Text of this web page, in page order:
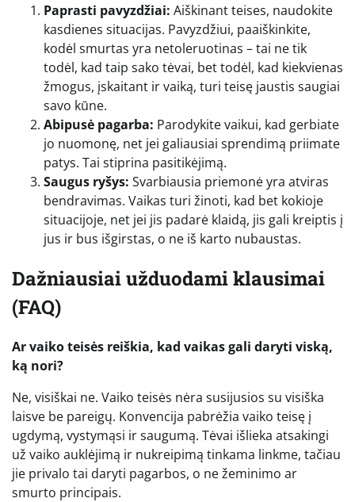
Paprasti pavyzdžiai: Aiškinant teises, naudokite
kasdienes situacijas. Pavyzdžiui, paaiškinkite,
kodėl smurtas yra netoleruotinas – tai ne tik
todėl, kad taip sako tėvai, bet todėl, kad kiekvienas
žmogus, įskaitant ir vaiką, turi teisę jaustis saugiai
savo kūne.
Abipusė pagarba: Parodykite vaikui, kad gerbiate
jo nuomonę, net jei galiausiai sprendimą priimate
patys. Tai stiprina pasitikėjimą.
Saugus ryšys: Svarbiausia priemonė yra atviras
bendravimas. Vaikas turi žinoti, kad bet kokioje
situacijoje, net jei jis padarė klaidą, jis gali kreiptis į
jus ir bus išgirstas, o ne iš karto nubaustas.
Dažniausiai užduodami klausimai
(FAQ)
Ar vaiko teisės reiškia, kad vaikas gali daryti viską,
ką nori?
Ne, visiškai ne. Vaiko teisės nėra susijusios su visiška
laisve be pareigų. Konvencija pabrėžia vaiko teisę į
ugdymą, vystymąsi ir saugumą. Tėvai išlieka atsakingi
už vaiko auklėjimą ir nukreipimą tinkama linkme, tačiau
jie privalo tai daryti pagarbos, o ne žeminimo ar
smurto principais.